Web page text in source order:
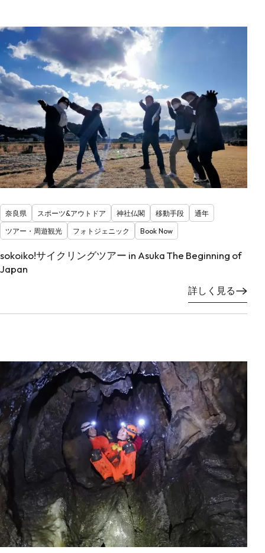
奈良県 スポーツ&アウトドア 神社仏閣 移動手段
通年
ツアー・周遊観光
フォトジェニック Book Now
sokoiko!サイクリングツアー in Asuka The Beginning of
Japan
詳しく見る